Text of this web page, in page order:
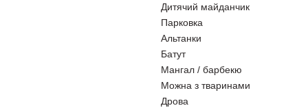
Дитячий майданчик
Парковка
Альтанки
Батут
Мангал / барбекю
Можна з тваринами
Дрова